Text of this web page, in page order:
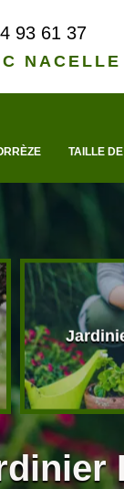
93 61 37
NACELLE
TAILLE